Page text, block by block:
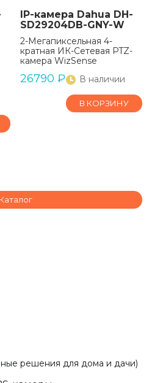
IP-камера Dahua DH-
SD29204DB-GNY-W
2-Мегапиксельная 4-
кратная ИК-Сетевая PTZ-
камера WizSense
26790 ₽ В наличии
В КОРЗИНУ
Каталог
решения для дома и дачи)